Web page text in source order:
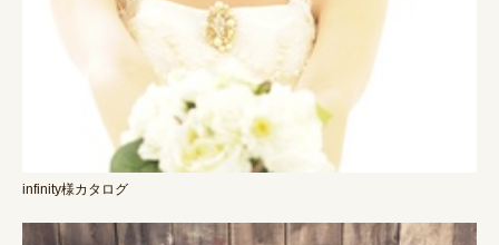
infinity様カタログ